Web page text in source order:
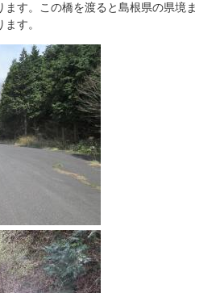
す。この橋を渡ると島根県の県境ま
す。